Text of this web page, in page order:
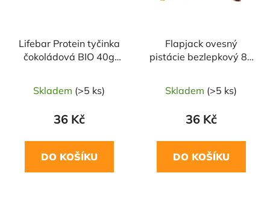
Lifebar Protein tyčinka
čokoládová BIO 40g
Skladem (>5 ks)
36 Kč
DO KOŠÍKU
Flapjack ovesný
pistácie bezlepkový 80
Skladem (>5 ks)
36 Kč
DO KOŠÍKU